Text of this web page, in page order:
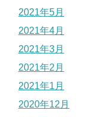
2021年5月
2021年4月
2021年3月
2021年2月
2021年1月
2020年12月